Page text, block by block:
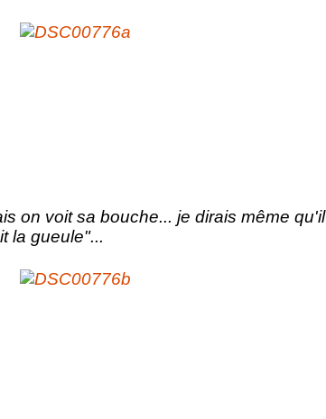
on voit sa bouche... je dirais même qu'il
la gueule"...